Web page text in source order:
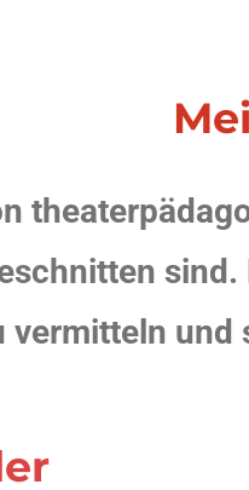
vermitteln und